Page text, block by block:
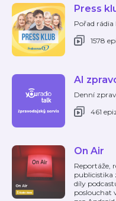
Press
Pořad rádia
1578
AI
Denní
461
On Air
Reportáže,
publicistika
díly
poslouchat